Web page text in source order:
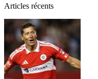
Articles récents